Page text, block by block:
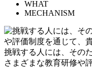
WHAT
MECHANISM
挑戦する人には、その
さまざまな教育研修や